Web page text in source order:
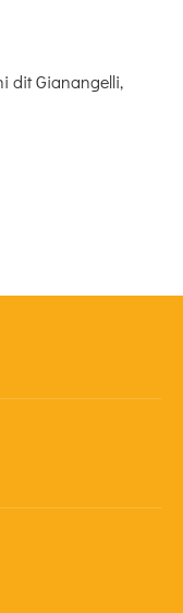
dit Gianangelli,